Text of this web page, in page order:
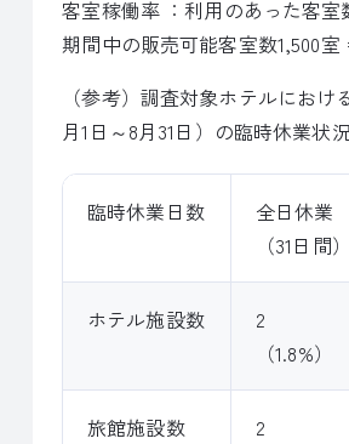
客室稼働率 ：利用のあった客
期間中の販売可能客室数1,500室
（参考）調査対象ホテルにおけ
月1日～8月31日）の臨時休業状
臨時休業日数
全日休業
（31日間）
ホテル施設数
2
（1.8%）
旅館施設数
2